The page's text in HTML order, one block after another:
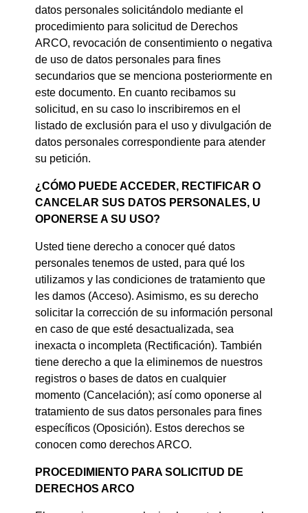
datos personales solicitándolo mediante el
procedimiento para solicitud de Derechos
ARCO, revocación de consentimiento o negativa
de uso de datos personales para fines
secundarios que se menciona posteriormente en
este documento. En cuanto recibamos su
solicitud, en su caso lo inscribiremos en el
listado de exclusión para el uso y divulgación de
datos personales correspondiente para atender
su petición.
¿CÓMO PUEDE ACCEDER, RECTIFICAR O
CANCELAR SUS DATOS PERSONALES, U
OPONERSE A SU USO?
Usted tiene derecho a conocer qué datos
personales tenemos de usted, para qué los
utilizamos y las condiciones de tratamiento que
les damos (Acceso). Asimismo, es su derecho
solicitar la corrección de su información personal
en caso de que esté desactualizada, sea
inexacta o incompleta (Rectificación). También
tiene derecho a que la eliminemos de nuestros
registros o bases de datos en cualquier
momento (Cancelación); así como oponerse al
tratamiento de sus datos personales para fines
específicos (Oposición). Estos derechos se
conocen como derechos ARCO.
PROCEDIMIENTO PARA SOLICITUD DE
DERECHOS ARCO